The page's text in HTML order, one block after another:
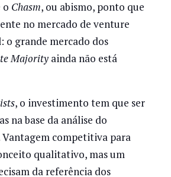
o Chasm, ou abismo, ponto que
no mercado de venture
o grande mercado dos
Majorityainda não está
, o investimento tem que ser
na base da análise do
competitiva para
qualitativo, mas um
da referência dos